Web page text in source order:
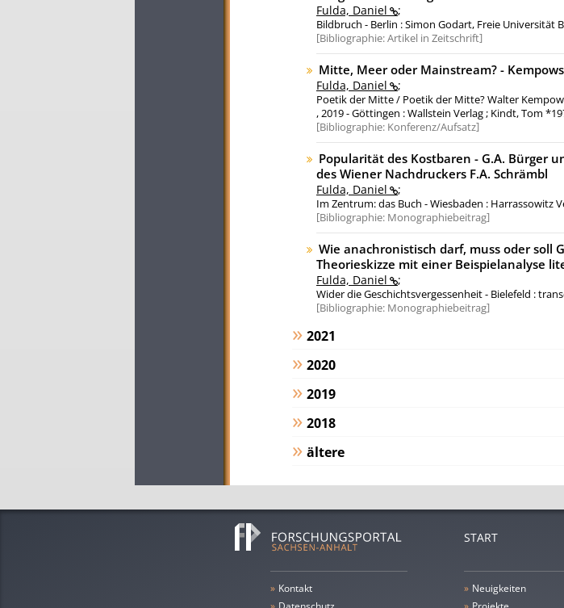
Fulda, Daniel ;
Bildbruch - Berlin : Simon Godart, Freie Universität
Bibliographie:Artikel in Zeitschrift
Mitte, Meer oder Mainstream? -
Fulda, Daniel ;
Poetik der Mitte / Poetik der Mitte? Walter
, 2019 - Göttingen : Wallstein Verlag ; Kindt, Tom
Bibliographie: Konferenz/Aufsatz
Popularität des Kostbaren - G.A. Bürger
des Wiener Nachdruckers F.A. Schrämbl
Fulda, Daniel ;
Im Zentrum: das Buch - Wiesbaden : Harrassowitz
Bibliographie: Monographiebeitrag
Wie anachronistisch darf, muss oder soll
Theorieskizze mit einer Beispielanalyse
Fulda, Daniel ;
Wider die Geschichtsvergessenheit - Bielefeld :
Bibliographie: Monographiebeitrag
2021
2020
2019
2018
ältere
»
Kontakt
START
» Neuigkeiten